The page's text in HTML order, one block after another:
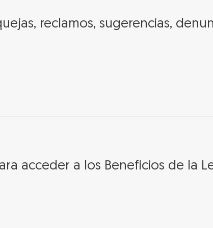
reclamos, sugerencias,
acceder a los Beneficios de la